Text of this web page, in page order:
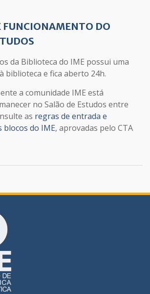
FUNCIONAMENTO DO
da Biblioteca do IME possui uma
biblioteca e fica aberto 24h.
a comunidade IME está
no Salão de Estudos entre
as regras de entrada e
blocos do IME, aprovadas pelo CTA